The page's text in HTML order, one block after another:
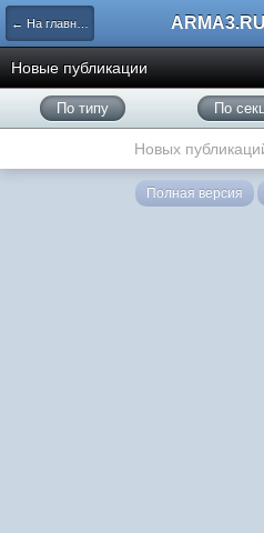
← На главную
Новые публикации
По типу По
Новых
Полная версия